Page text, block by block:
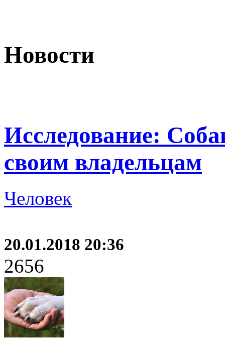
Новости
Исследование:
своим владельцам
Человек
20.01.2018 20:36
2656